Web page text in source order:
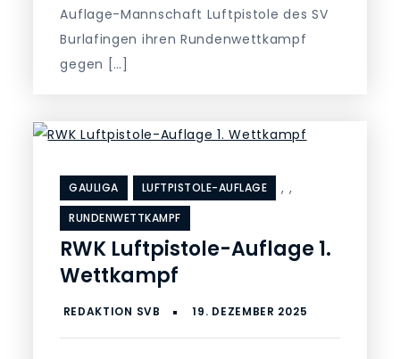
Auflage-Mannschaft Luftpistole des SV
Burlafingen ihren Rundenwettkampf
gegen […]
GAULIGA ,
LUFTPISTOLE-AUFLAGE ,
RUNDENWETTKAMPF
RWK Luftpistole-Auflage 1.
Wettkampf